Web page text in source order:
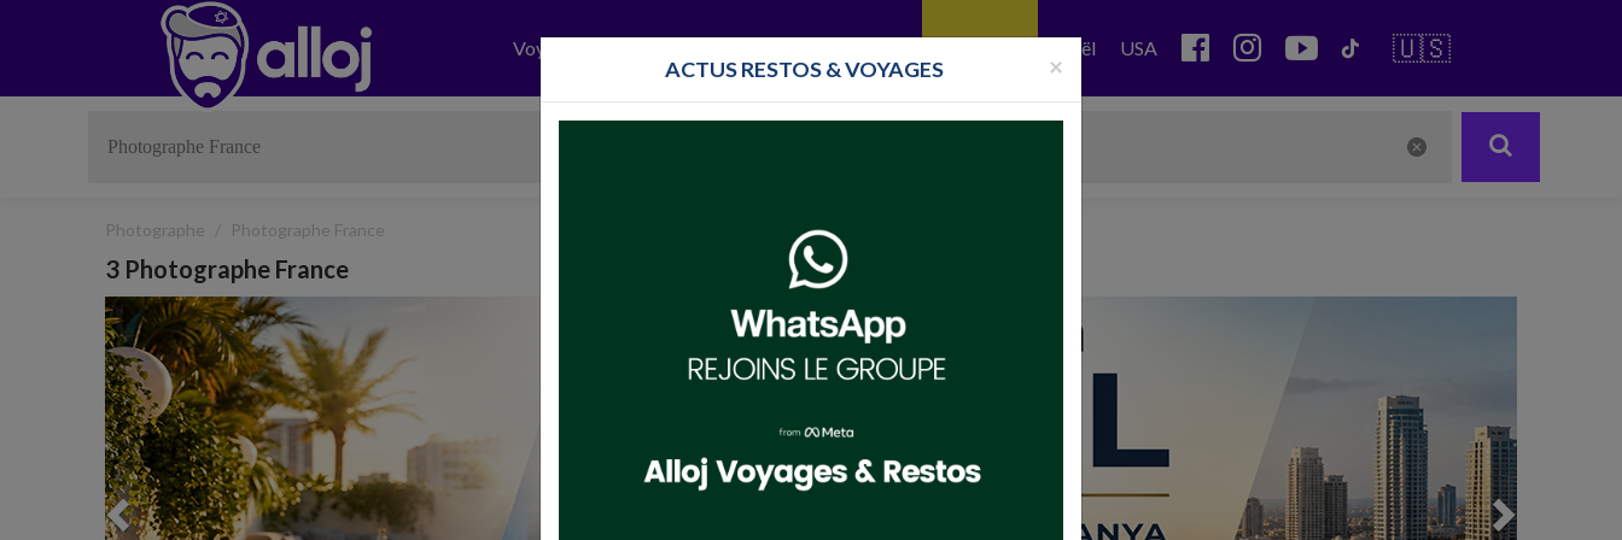
Voyages Israël USA 🇺🇸
Photographe Photographe France
3 Photographe France
Previous
×
ACTUS RESTOS & VOYAGES